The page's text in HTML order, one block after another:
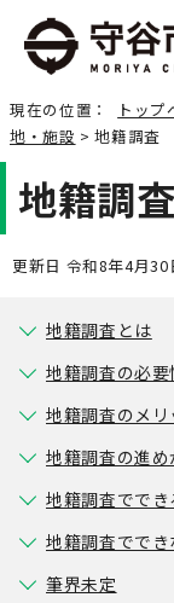
現在の位置： トップ
地・施設 > 地籍調査
地籍調査
更新日 令和8年4月30
地籍調査とは
地籍調査の必要
地籍調査のメ
地籍調査の進め
地籍調査ででき
地籍調査ででき
筆界未定